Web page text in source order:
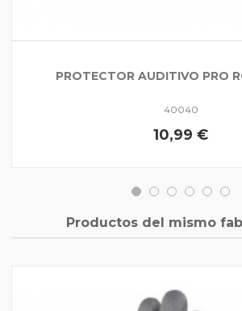
PROTECTOR AUDITIVO PRO
40040
10,99 €
Productos del mismo